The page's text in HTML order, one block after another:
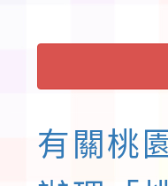
有關桃